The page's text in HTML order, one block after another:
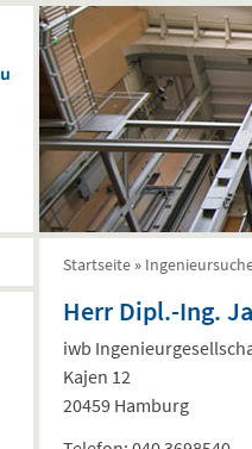
Sie sind hier
Startseite »
Herr Dipl.-Ing.
iwb
Kajen 12
20459 Hamburg